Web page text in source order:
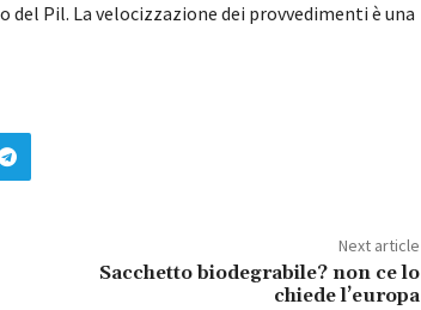
del Pil. La velocizzazione dei provvedimenti è una
Next article
Sacchetto biodegrabile? non ce lo
chiede l’europa